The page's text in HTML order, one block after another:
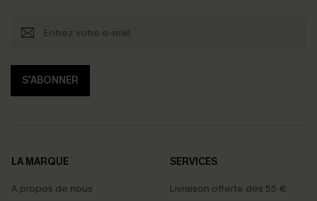
S'ABONNER
LA MARQUE
À propos de nous
SERVICES
Livraison offerte dès 55 €